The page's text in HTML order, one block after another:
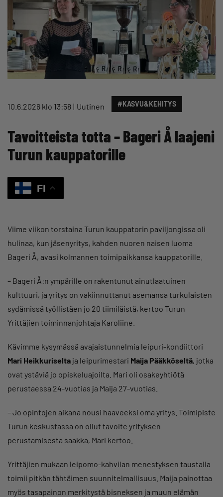
10.6.2026 klo 13:58 Uutinen #KASVU&KEHITYS
Tavoitteista totta – Bageri Å laajeni
Turun kauppatorille
FI
Viime viikon torstaina Turun kauppatorin paviljongissa oli
hulinaa, kun jäsenyritys, kahden nuoren naisen luoma
Bageri Å, avasi kolmannen toimipaikkansa kauppatorille.
– Bageri Å:n ympärille on rakentunut ainutlaatuinen
kulttuuri, ja yritys on vakiinnuttanut asemansa turkulaisten
sydämissä työllistäen jo 20 tiimiläistä, kertoo Turun
Yrittäjien toiminnanjohtaja Karoliine.
Kävimme kysymässä avajaistunnelmia leipuri-kondiittori
Mari Heikkuriselta ja leipurimestari Maija Pääkköseltä, jotka
ovat ystäviä jo opiskeluajoilta. Mari oli osakeyhtiötä
perustaessa 24-vuotias ja Maija 27-vuotias.
– Jo opintojen aikana nousi haaveeksi oma yritys. Toimipiste
Turun keskustassa on ollut tavoite yrityksen
perustamisesta saakka, Mari kertoo.
Yrittäjien mukaan leipomo-kahvilan menestyksen taustalla
toimii pitkän tähtäimen suunnitelmallisuus. Maija painottaa
myös tasapainon merkitystä bisneksen ja muun elämän